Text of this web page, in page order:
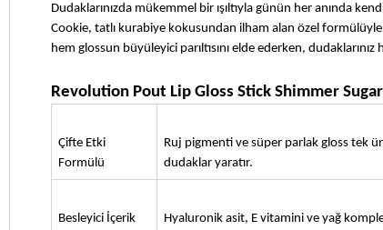
Dudaklarınızda mükemmel bir ışıltıyla günün her anında
Cookie, tatlı kurabiye kokusundan ilham alan özel
hem glossun büyüleyici parıltısını elde ederken,
Revolution Pout Lip Gloss Stick Shimmer
Çifte Etki
Formülü
Ruj pigmenti ve süper parlak gloss tek
dudaklar yaratır.
Besleyici İçerik
Hyaluronik asit, E vitamini ve yağ